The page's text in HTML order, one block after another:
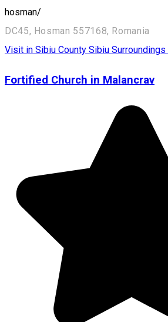
hosman/
DC45, Hosman 557168, Romania
Visit in Sibiu County Sibiu Surroundings
Fortified Church in Malancrav